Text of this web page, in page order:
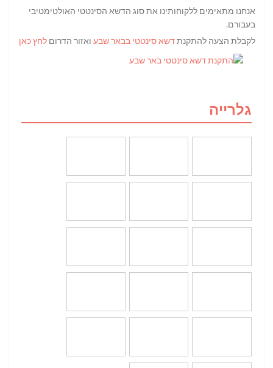
אנחנו מתאימים ללקוחותינו את סוג הדשא הסינטטי האולטימטיבי
בעבורם.
לקבלת הצעה להתקנתדשא סינטטי בבאר שבע ואזור הדרוםלחץ כאן
גלרייה